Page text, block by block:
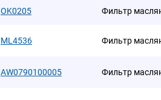
OK0205 Фильтр
ML4536 Фильтр
AW0790100005 Фильтр